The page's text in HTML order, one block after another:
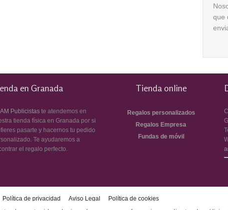
que
en Granada
AM Publicistas te atendemos en
tienda física en Granada por si
pasarte y hacernos tu pedido
Te ayudaremos a
el regalo perfecto.
Tienda online
Regalos personalizados
Regalos Empresa
Fundas de móvil
Política de privacidad Aviso Legal
Política de cookies